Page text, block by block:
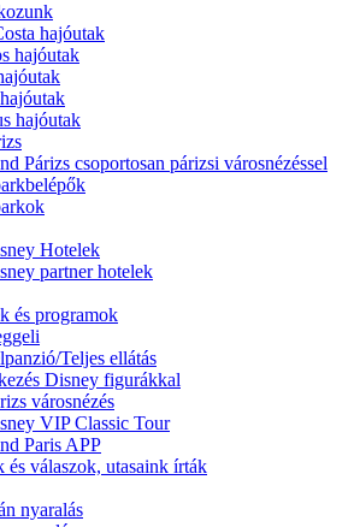
hajóutak
hajóutak
hajóutak
Párizs csoportosan párizsi városnézéssel
Hotelek
partner hotelek
és programok
Teljes ellátás
Disney figurákkal
városnézés
VIP Classic Tour
Paris APP
és válaszok, utasaink írták
nyaralás